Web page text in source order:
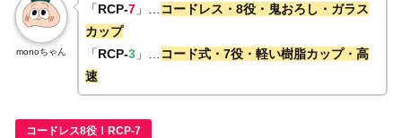
monoちゃん
「RCP-7 」…
コードレス・8役・鬼おろし・ガラス
カップ
「RCP-3 」…
コード式・7役・軽い樹脂カップ・高
速
コードレス8役！RCP-7